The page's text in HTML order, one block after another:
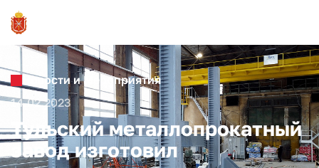
Новости и Мероприятия
14.02.2023
Тульский металлопрокатный
завод изготовил